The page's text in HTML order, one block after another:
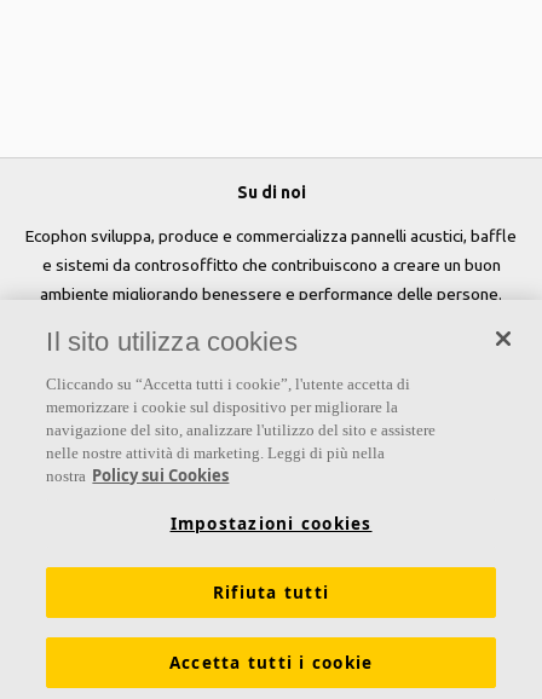
Su di noi
Ecophon sviluppa, produce e commercializza pannelli acustici, baffle
e sistemi da controsoffitto che contribuiscono a creare un buon
ambiente migliorando benessere e performance delle persone.
Seguici
Links
Dichiarazioni di Performance Informazioni legali
Scarica le nostre brochure Segnalazioni Whistleblowing
Il sito utilizza cookies
Cliccando su “Accetta tutti i cookie”, l'utente accetta di
memorizzare i cookie sul dispositivo per migliorare la
navigazione del sito, analizzare l'utilizzo del sito e assistere
nelle nostre attività di marketing. Leggi di più nella
nostra Policy sui Cookies
Impostazioni cookies
Rifiuta tutti
Accetta tutti i cookie